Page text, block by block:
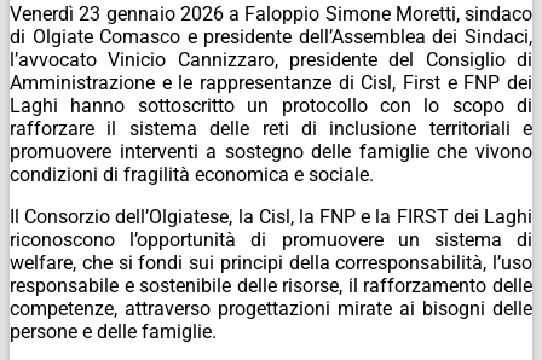
Venerdì 23 gennaio 2026 a Faloppio Simone Moretti, sindaco
di Olgiate Comasco e presidente dell’Assemblea dei Sindaci,
l’avvocato Vinicio Cannizzaro, presidente del Consiglio di
Amministrazione e le rappresentanze di Cisl, First e FNP dei
Laghi hanno sottoscritto un protocollo con lo scopo di
rafforzare il sistema delle reti di inclusione territoriali e
promuovere interventi a sostegno delle famiglie che vivono
condizioni di fragilità economica e sociale.
Il Consorzio dell’Olgiatese, la Cisl, la FNP e la FIRST dei Laghi
riconoscono l’opportunità di promuovere un sistema di
welfare, che si fondi sui principi della corresponsabilità, l’uso
responsabile e sostenibile delle risorse, il rafforzamento delle
competenze, attraverso progettazioni mirate ai bisogni delle
persone e delle famiglie.